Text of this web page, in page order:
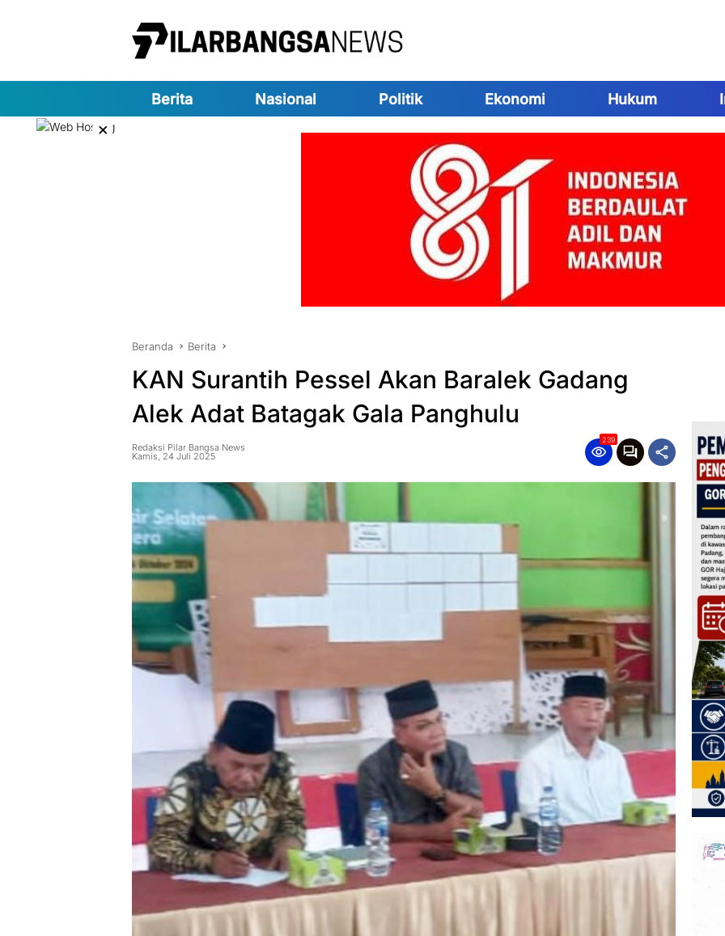
Berita Nasional Politik Ekonomi Hukum
×
Beranda Berita
KAN Surantih Pessel Akan Baralek Gadang
Alek Adat Batagak Gala Panghulu
Redaksi Pilar Bangsa News
Kamis, 24 Juli 2025
239